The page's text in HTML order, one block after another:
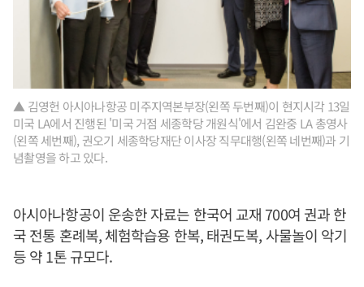
▲ 김영헌 아시아나항공 미주지역본부장(왼쪽 두번째)이 현지시각 13일
미국 LA에서 진행된 '미국 거점 세종학당 개원식'에서 김완중 LA 총영사
(왼쪽 세번째), 권오기 세종학당재단 이사장 직무대행(왼쪽 네번째)과 기
념촬영을 하고 있다.
아시아나항공이 운송한 자료는 한국어 교재 700여 권과 한
국 전통 혼례복, 체험학습용 한복, 태권도복, 사물놀이 악기
등 약 1톤 규모다.